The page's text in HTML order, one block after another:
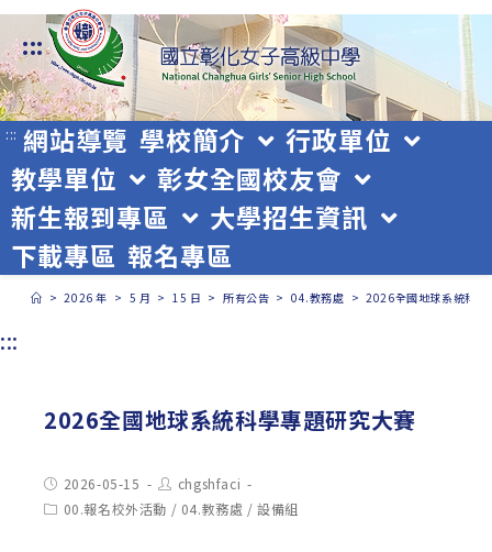
跳
轉
至
主
要
內
容
:::
::: 網站導覽 學校簡介
行政單位
教學單位
彰女全國校友會
新生報到專區
大學招生資訊
下載專區 報名專區
> 2026 年 > 5 月 > 15 日 > 所有公告 > 04.教務處 > 2026全國地球系統科學
:::
2026全國地球系統科學專題研究大賽
Post2026-05-15
Post
author:
chgshfaci
Post00.報名校外活動 / 04.教務處 / 設備組